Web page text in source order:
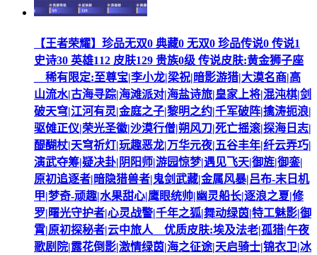
【王者荣耀】珍品无双0 典藏0 无双0 珍品传说0 传说1
史诗30 英雄112 皮肤129 贵族0级 传说皮肤:黄金狮子座
__稀有限定:至尊宝|李小龙|梁祝|暗影游猎|大漠名商|高
山流水|古海寻踪|海滩派对|海盐诗旅|皇家上将|混沌棋|剑
破天穹|江河有灵|金庭之子|黎明之约|千军破阵|擒涛扼浪|
驱傩正仪|荣光圣徽|沙漠行僧|朔风刀|死亡摇滚|探海日志|
醍醐杖|天穹祈灯|玩趣恶龙|万华元夜|五谷丰年|纤云弄巧|
演武夺筹|疑决卦|阴阳师|游园惊梦|遇见飞天|御旌|御銮|
原初追逐者|暗隐猎兽者|鬼剑武藏|金属风暴|吕布-末日机
甲|梦奇-顽趣|水果甜心|鹰眼统帅|幽灵船长|逐浪之夏|修
罗|曙光守护者|心灵战警|千年之狐|舞动绿茵|特工魅影|御
霄|原初探秘者|云中旅人__优质皮肤:埃及法老|孤猎|午夜
歌剧院|露花倒影|激情绿茵|海之征途|天启骑士|锦衣卫|冰